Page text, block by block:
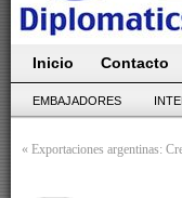
Inicio Contacto
EMBAJADORES
« Exportaciones argentinas: